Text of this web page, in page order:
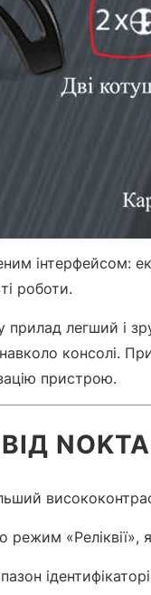
інтерфейсом:
роботи.
прилад легший і
консолі.
пристрою.
NOKTA
режим «Реліквії»,